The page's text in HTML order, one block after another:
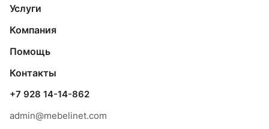
Услуги
Компания
Помощь
Контакты
+7 928 14-14-862
admin@mebelinet.com